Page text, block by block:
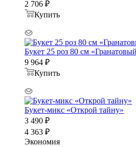
2 706 ₽
Купить
Букет 25 роз 80 см
9 964 ₽
Купить
Букет-микс «Открой тайну»
3 490 ₽
4 363 ₽
Экономия